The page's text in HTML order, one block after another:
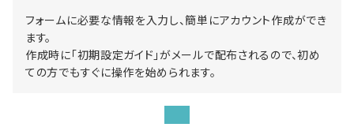
フォームに必要な情報を入力し、簡単にアカウント作成ができ
ます。
作成時に「初期設定ガイド」がメールで配布されるので、初め
ての方でもすぐに操作を始められます。